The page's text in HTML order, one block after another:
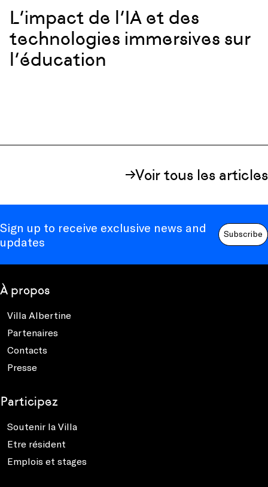
L’impact de l’IA et des
technologies immersives sur
l’éducation
Voir tous les articles
Sign up to receive exclusive news and
updates
Subscribe
À propos
Villa Albertine
Partenaires
Contacts
Presse
Participez
Soutenir la Villa
Etre résident
Emplois et stages